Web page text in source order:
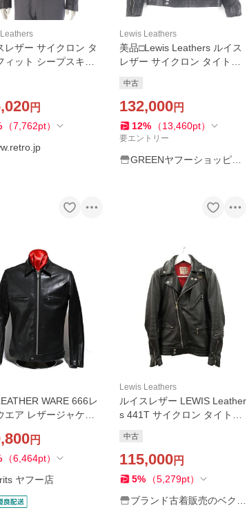
レザー サイクロン タ
ィット シープスキン
ト ブラック 42【中
円
（7,762pt）
Lewis Leathers
美品□Lewis Leathers ルイス
レザー サイクロン タイトフ
ースジャケット ブラック 34
イングランド製 メンズ
中古
132,000円
12% （13,460pt）
要エントリー
GREENヤフーショッピン
WARE 666レ
エア レザージャケッ
SINGLE RIDERS J
円
（6,464pt）
ヤフー店
Lewis Leathers
ルイスレザー LEWIS Leather
s 441T サイクロン タイトフ
T レザー ライダース ジャケ
ット ブラック 32
中古
115,000円
5% （5,279pt）
ブランド古着販売のベクト